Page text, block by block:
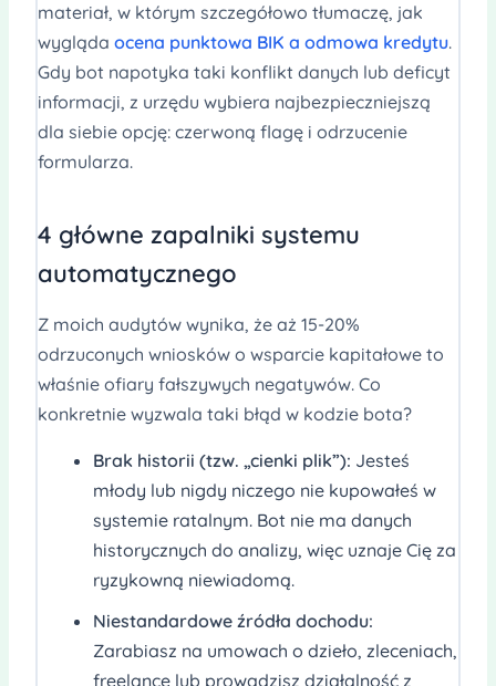
materiał, w którym szczegółowo tłumaczę, jak
wygląda ocena punktowa BIK a odmowa kredytu.
Gdy bot napotyka taki konflikt danych lub deficyt
informacji, z urzędu wybiera najbezpieczniejszą
dla siebie opcję: czerwoną flagę i odrzucenie
formularza.
4 główne zapalniki systemu
automatycznego
Z moich audytów wynika, że aż 15-20%
odrzuconych wniosków o wsparcie kapitałowe to
właśnie ofiary fałszywych negatywów. Co
konkretnie wyzwala taki błąd w kodzie bota?
Brak historii (tzw. „cienki plik”): Jesteś
młody lub nigdy niczego nie kupowałeś w
systemie ratalnym. Bot nie ma danych
historycznych do analizy, więc uznaje Cię za
ryzykowną niewiadomą.
Niestandardowe źródła dochodu:
Zarabiasz na umowach o dzieło, zleceniach,
freelance lub prowadzisz działalność z